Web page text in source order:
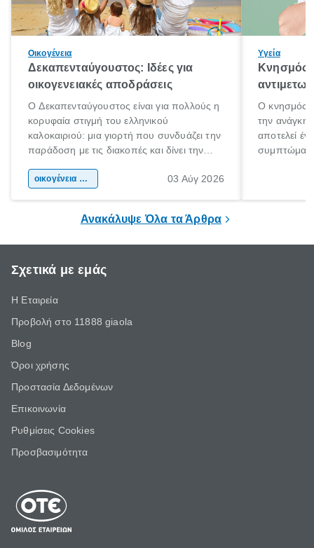
Οικογένεια
Δεκαπενταύγουστος: Ιδέες για
οικογενειακές αποδράσεις
Ο Δεκαπενταύγουστος είναι για πολλούς η
κορυφαία στιγμή του ελληνικού
καλοκαιριού: μια γιορτή που συνδυάζει την
παράδοση με τις διακοπές και δίνει την
χώρας. Είτε πρόκειται για λίγες μέρες
οικογένεια & παιδί 03 Αύγ 2026
Υγεία
Κνησμός:
Ο κνησμός
την ανάγκη
αποτελεί
Ανακάλυψε Όλα τα Άρθρα
Σχετικά με εμάς
Η Εταιρεία
Προβολή στο 11888 giaola
Blog
Όροι χρήσης
Προστασία Δεδομένων
Επικοινωνία
Ρυθμίσεις Cookies
Προσβασιμότητα